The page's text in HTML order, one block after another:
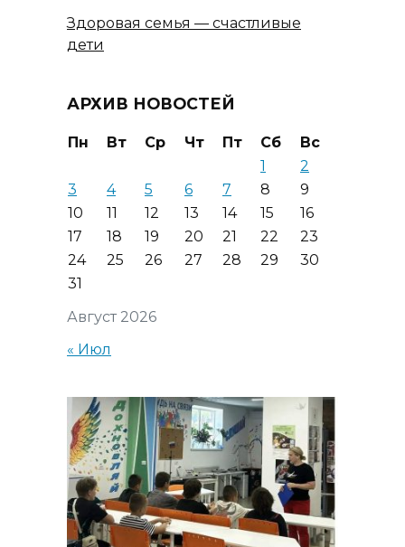
Здоровая семья — счастливые
дети
АРХИВ НОВОСТЕЙ
Август 2026
Пн Вт Ср Чт Пт Сб
Вс
1
2
3
4 5 6 7 8
9
10
11 12 13 14 15
16
17
18 19 20 21 22
23
24
25 26 27 28 29
30
31
« Июл